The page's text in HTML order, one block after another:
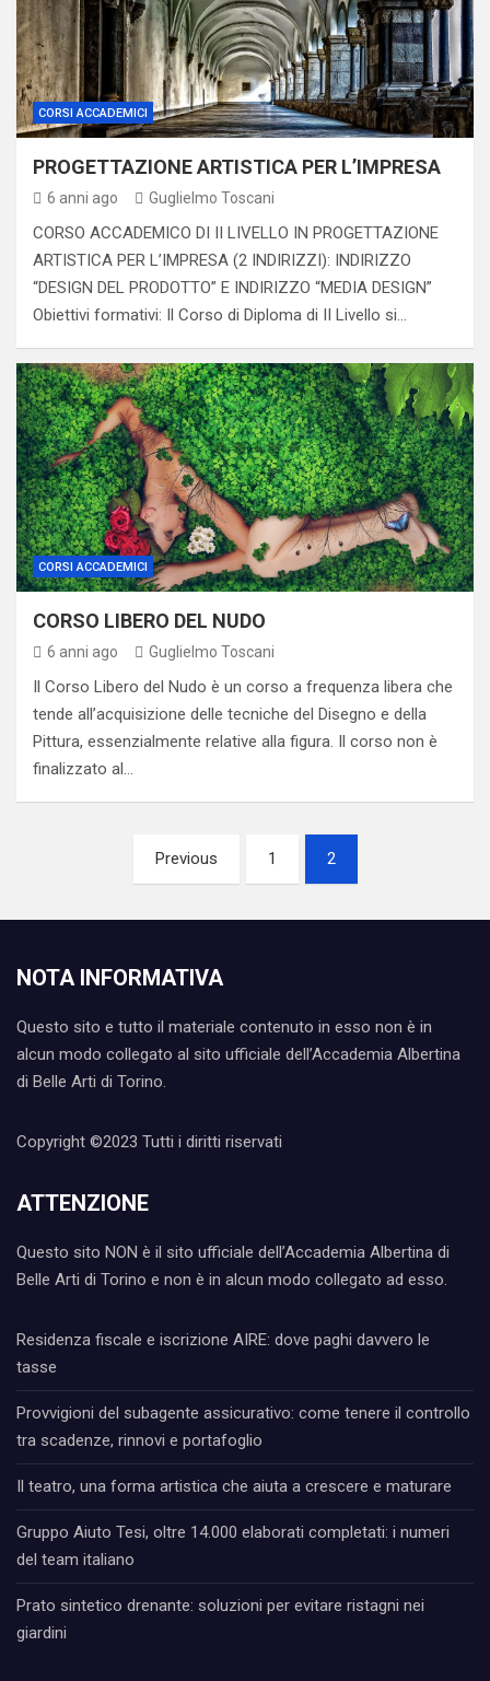
CORSI ACCADEMICI
PROGETTAZIONE ARTISTICA PER L’IMPRESA
6 anni ago Guglielmo Toscani
CORSO ACCADEMICO DI II LIVELLO IN PROGETTAZIONE
ARTISTICA PER L’IMPRESA (2 INDIRIZZI): INDIRIZZO
“DESIGN DEL PRODOTTO” E INDIRIZZO “MEDIA DESIGN”
Obiettivi formativi: Il Corso di Diploma di II Livello si…
CORSI ACCADEMICI
CORSO LIBERO DEL NUDO
6 anni ago Guglielmo Toscani
Il Corso Libero del Nudo è un corso a frequenza libera che
tende all’acquisizione delle tecniche del Disegno e della
Pittura, essenzialmente relative alla figura. Il corso non è
finalizzato al…
Paginazione
articoli
Previous 1 2
NOTA INFORMATIVA
Questo sito e tutto il materiale contenuto in esso non è in
alcun modo collegato al sito ufficiale dell’Accademia Albertina
di Belle Arti di Torino.
Copyright ©2023 Tutti i diritti riservati
ATTENZIONE
Questo sito NON è il sito ufficiale dell’Accademia Albertina di
Belle Arti di Torino e non è in alcun modo collegato ad esso.
Residenza fiscale e iscrizione AIRE: dove paghi davvero le
tasse
Provvigioni del subagente assicurativo: come tenere il controllo
tra scadenze, rinnovi e portafoglio
Il teatro, una forma artistica che aiuta a crescere e maturare
Gruppo Aiuto Tesi, oltre 14.000 elaborati completati: i numeri
del team italiano
Prato sintetico drenante: soluzioni per evitare ristagni nei
giardini